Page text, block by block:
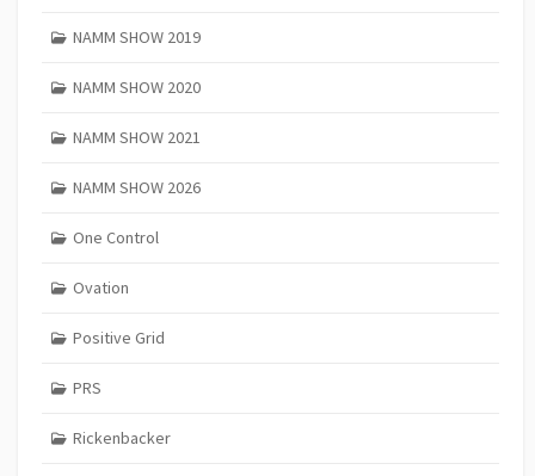
NAMM SHOW 2019
NAMM SHOW 2020
NAMM SHOW 2021
NAMM SHOW 2026
One Control
Ovation
Positive Grid
PRS
Rickenbacker